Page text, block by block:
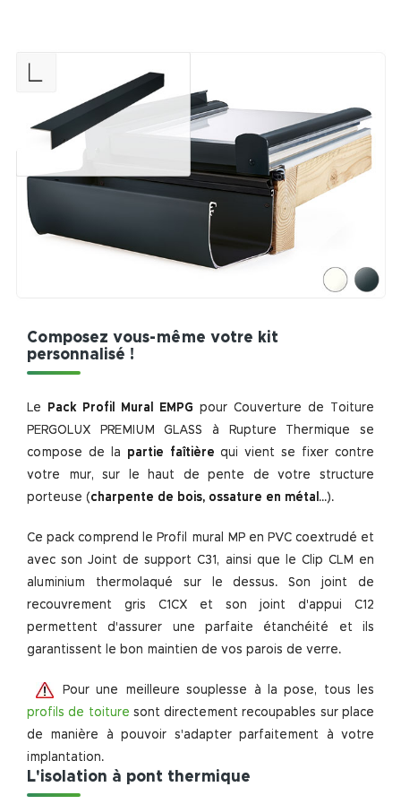
Composez vous-même votre kit
personnalisé !
Le Pack Profil Mural EMPG pour Couverture de Toiture
PERGOLUX PREMIUM GLASS à Rupture Thermique se
compose de la partie faîtière qui vient se fixer contre
votre mur, sur le haut de pente de votre structure
porteuse (charpente de bois, ossature en métal ...).
Ce pack comprend le Profil mural MP en PVC coextrudé et
avec son Joint de support C31, ainsi que le Clip CLM en
aluminium thermolaqué sur le dessus. Son joint de
recouvrement gris C1CX et son joint d'appui C12
permettent d'assurer une parfaite étanchéité et ils
garantissent le bon maintien de vos parois de verre.
Pour une meilleure souplesse à la pose, tous les
profils de toiture sont directement recoupables sur place
de manière à pouvoir s'adapter parfaitement à votre
implantation.
L'isolation à pont thermique